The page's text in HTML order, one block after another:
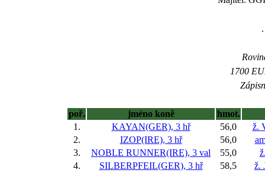
1700
poř. jméno koně
hmot.
1.
KAYAN(GER), 3 hř 56,0
ž.
2.
IZOP(IRE), 3 hř 56,0
3.
NOBLE RUNNER(IRE), 3 val 55,0
4.
SILBERPFEIL(GER), 3 hř 58,5
ž.